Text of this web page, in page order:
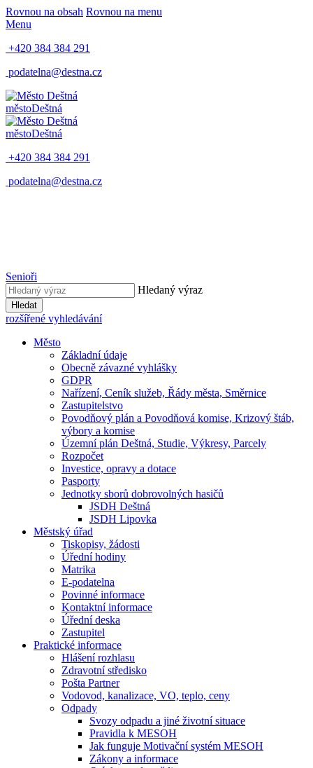
Rovnou na obsah Rovnou na menu
Menu
+420 384 384 291
podatelna@destna.cz
městoDeštná
městoDeštná
+420 384 384 291
podatelna@destna.cz
Senioři
Hledaný výraz
Hledat
rozšířené vyhledávání
Město
Základní údaje
Obecně závazné vyhlášky
GDPR
Nařízení, Ceník služeb, Řády města, Směrnice
Zastupitelstvo
Povodňový plán a Povodňová komise, Krizový štáb,
výbory a komise
Územní plán Deštná, Studie, Výkresy, Parcely
Rozpočet
Investice, opravy a dotace
Pasporty
Jednotky sborů dobrovolných hasičů
JSDH Deštná
JSDH Lipovka
Městský úřad
Tiskopisy, žádosti
Úřední hodiny
Matrika
E-podatelna
Povinné informace
Kontaktní informace
Úřední deska
Zastupitel
Praktické informace
Hlášení rozhlasu
Zdravotní středisko
Pošta Partner
Vodovod, kanalizace, VO, teplo, ceny
Odpady
Svozy odpadu a jiné životní situace
Pravidla k MESOH
Jak funguje Motivační systém MESOH
Zákony a informace